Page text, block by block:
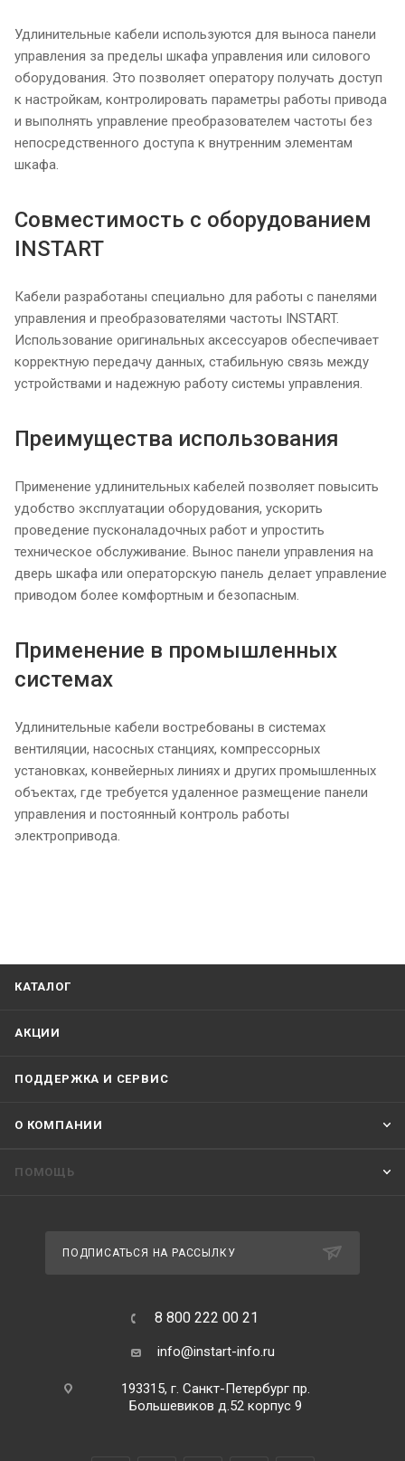
Удлинительные кабели используются для выноса панели
управления за пределы шкафа управления или силового
оборудования. Это позволяет оператору получать доступ
к настройкам, контролировать параметры работы привода
и выполнять управление преобразователем частоты без
непосредственного доступа к внутренним элементам
шкафа.
Совместимость с оборудованием
INSTART
Кабели разработаны специально для работы с панелями
управления и преобразователями частоты INSTART.
Использование оригинальных аксессуаров обеспечивает
корректную передачу данных, стабильную связь между
устройствами и надежную работу системы управления.
Преимущества использования
Применение удлинительных кабелей позволяет повысить
удобство эксплуатации оборудования, ускорить
проведение пусконаладочных работ и упростить
техническое обслуживание. Вынос панели управления на
дверь шкафа или операторскую панель делает управление
приводом более комфортным и безопасным.
Применение в промышленных
системах
Удлинительные кабели востребованы в системах
вентиляции, насосных станциях, компрессорных
установках, конвейерных линиях и других промышленных
объектах, где требуется удаленное размещение панели
управления и постоянный контроль работы
электропривода.
КАТАЛОГ
АКЦИИ
ПОДДЕРЖКА И СЕРВИС
О КОМПАНИИ
ПОМОЩЬ
ПОДПИСАТЬСЯ НА РАССЫЛКУ
8 800 222 00 21
info@instart-info.ru
193315, г. Санкт-Петербург пр.
Большевиков д.52 корпус 9